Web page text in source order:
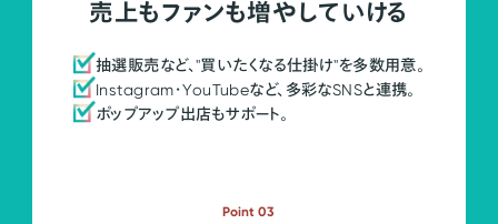
売上もファンも増やしていける
抽選販売など、"買いたくなる仕掛け"を多数用意。
Instagram・YouTubeなど、多彩なSNSと連携。
ポップアップ出店もサポート。
Point 03